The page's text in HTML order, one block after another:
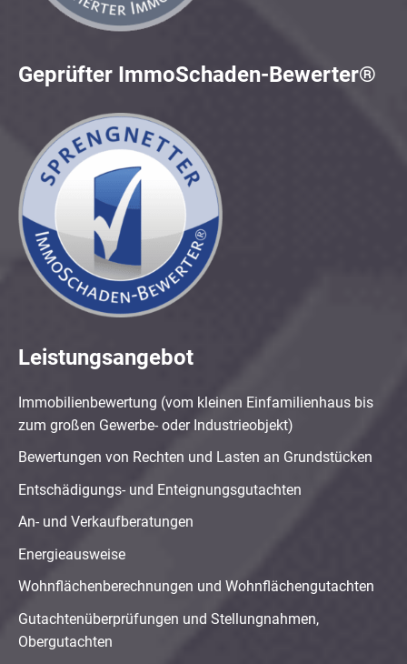
Geprüfter ImmoSchaden-Bewerter®
Leistungsangebot
Immobilienbewertung (vom kleinen Einfamilienhaus bis
zum großen Gewerbe- oder Industrieobjekt)
Bewertungen von Rechten und Lasten an Grundstücken
Entschädigungs- und Enteignungsgutachten
An- und Verkaufberatungen
Energieausweise
Wohnflächenberechnungen und Wohnflächengutachten
Gutachtenüberprüfungen und Stellungnahmen,
Obergutachten